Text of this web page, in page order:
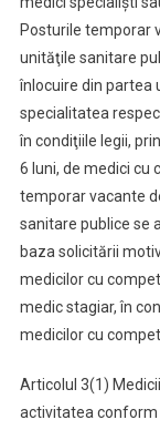
Posturile temporar
unităţile sanitare
înlocuire din partea
specialitatea
în condiţiile legii,
6 luni, de medici cu
temporar vacante
sanitare publice se
baza solicitării
medicilor cu
medic stagiar, în
medicilor cu
Articolul 3(1)
activitatea conform